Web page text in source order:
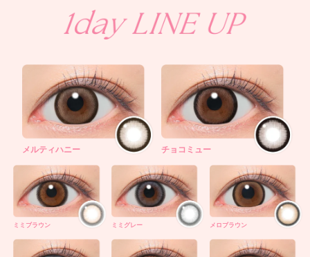
メルティハニー チョコミュー
ミミブラウン ミミグレー メロブラウン